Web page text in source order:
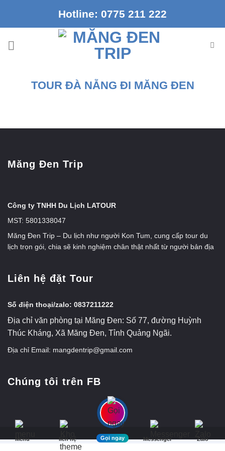
dung
Hotline: 0775 211 222
TOUR ĐÀ NẴNG ĐI MĂNG ĐEN
Măng Đen Trip
Công ty TNHH Du Lịch LATOUR
MST: 5801338047
Măng Đen Trip – Du lịch như người Kon Tum, cung cấp tour du
lịch trọn gói, chia sẽ kinh nghiệm chân thật nhất từ người bản địa
Liên hệ đặt Tour
Số điện thoại/zalo: 0837211222
Địa chỉ văn phòng tại Măng Đen: Số 77, đường Huỳnh
Thúc Kháng, Xã Măng Đen, Tỉnh Quảng Ngãi.
Địa chỉ Email: mangdentrip@gmail.com
Chúng tôi trên FB
Menu liên hệ Gọi ngay Messenger Zalo